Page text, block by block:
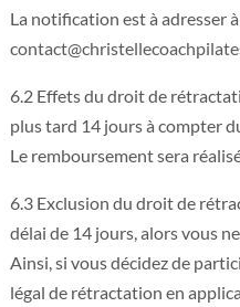
La notification est à adresser
6.2 Effets du droit de
plus tard 14 jours à compter
Le remboursement sera
6.3 Exclusion du droit de
délai de 14 jours, alors vous
Ainsi, si vous décidez de
légal de rétractation en